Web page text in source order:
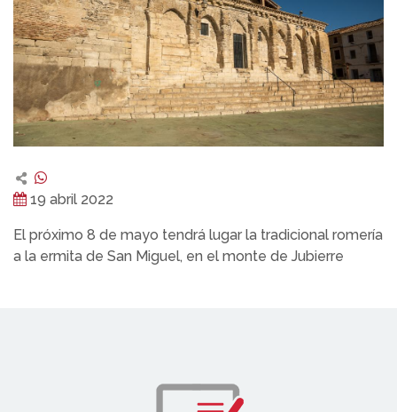
19 abril 2022
El próximo 8 de mayo tendrá lugar la tradicional romería
a la ermita de San Miguel, en el monte de Jubierre